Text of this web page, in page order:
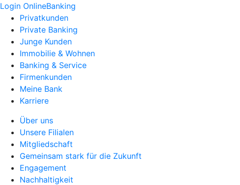
Login OnlineBanking
Privatkunden
Private Banking
Junge Kunden
Immobilie & Wohnen
Banking & Service
Firmenkunden
Meine Bank
Karriere
Über uns
Unsere Filialen
Mitgliedschaft
Gemeinsam stark für die Zukunft
Engagement
Nachhaltigkeit